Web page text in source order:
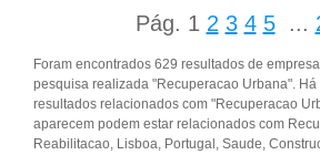
Pág. 1 2 3 4 5 ...
Foram encontrados 629 resultados de
pesquisa realizada "Recuperacao Urbana".
resultados relacionados com "Recuperacao
aparecem podem estar relacionados com
Reabilitacao, Lisboa, Portugal, Saude,